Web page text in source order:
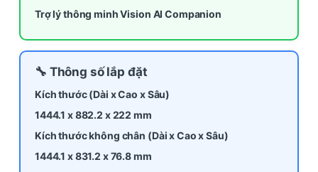
Trợ lý thông minh Vision AI Companion
🔧 Thông số lắp đặt
Kích thước (Dài x Cao x Sâu)
1444.1 x 882.2 x 222 mm
Kích thước không chân (Dài x Cao x Sâu)
1444.1 x 831.2 x 76.8 mm